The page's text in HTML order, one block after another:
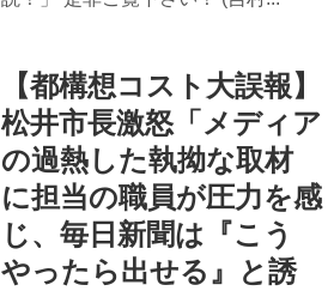
【都構想コスト大誤報】
松井市長激怒「メディア
の過熱した執拗な取材
に担当の職員が圧力を感
じ、毎日新聞は『こう
やったら出せる』と誘